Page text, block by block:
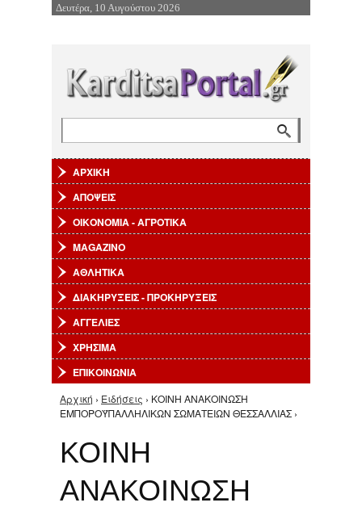
Επιστροφή στην Πλοήγηση
Δευτέρα, 10 Αυγούστου 2026
ΑΡΧΙΚΗ
ΑΠΟΨΕΙΣ
ΟΙΚΟΝΟΜΙΑ - ΑΓΡΟΤΙΚΑ
MAGAZINO
ΑΘΛΗΤΙΚΑ
ΔΙΑΚΗΡΥΞΕΙΣ - ΠΡΟΚΗΡΥΞΕΙΣ
ΑΓΓΕΛΙΕΣ
ΧΡΗΣΙΜΑ
ΕΠΙΚΟΙΝΩΝΙΑ
Είστε εδώ
Αρχική › Ειδήσεις › ΚΟΙΝΗ ΑΝΑΚΟΙΝΩΣΗ
ΕΜΠΟΡΟΫΠΑΛΛΗΛΙΚΩΝ ΣΩΜΑΤΕΙΩΝ ΘΕΣΣΑΛΛΙΑΣ ›
ΚΟΙΝΗ
ΑΝΑΚΟΙΝΩΣΗ